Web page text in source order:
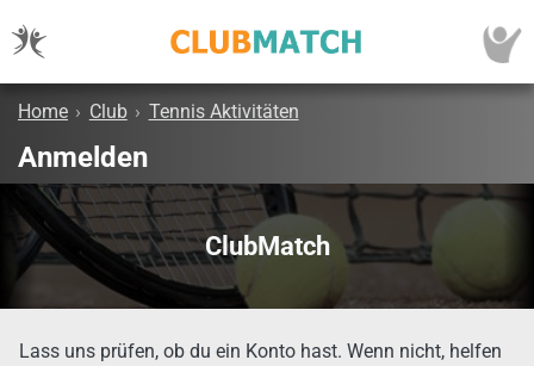
Home › Club › Tennis Aktivitäten
Anmelden
ClubMatch
Lass uns prüfen, ob du ein Konto hast. Wenn nicht, helfen